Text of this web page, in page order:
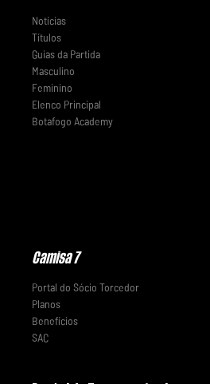
Notícias
Títulos
Guias da Partida
Masculino
Feminino
Elenco Principal
Botafogo Academy
Camisa 7
Portal do Sócio Torcedor
Planos
Benefícios
SAC